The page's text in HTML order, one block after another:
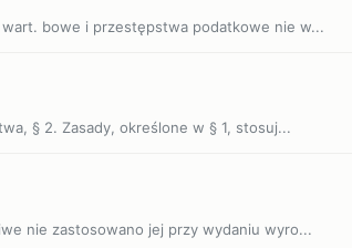
bowe i przestępstwa podatkowe nie w...
§ 2. Zasady, określone w § 1, stosuj...
nie zastosowano jej przy wydaniu wyro...